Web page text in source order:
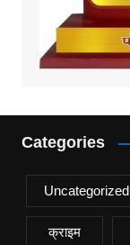
Categories
Uncategorized
क्राइम